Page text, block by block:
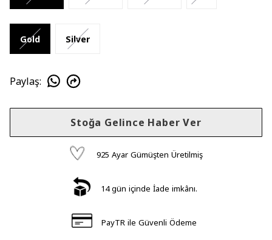
Gold Silver
Paylaş:
Stoğa Gelince Haber Ver
925 Ayar Gümüşten Üretilmiş
14 gün içinde İade imkânı.
PayTR ile Güvenli Ödeme